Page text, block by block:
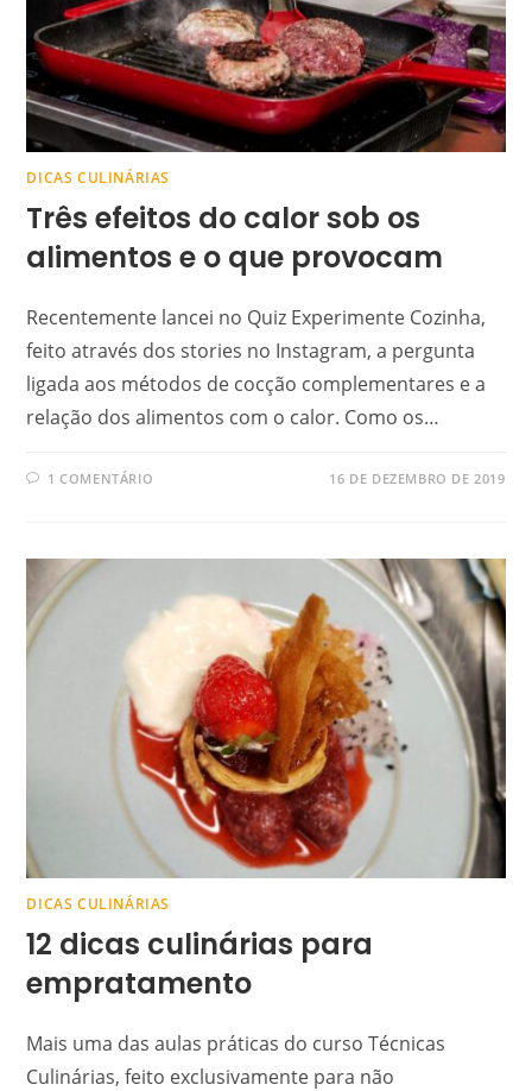
DICAS CULINÁRIAS
Três efeitos do calor sob os
alimentos e o que provocam
Recentemente lancei no Quiz Experimente Cozinha,
feito através dos stories no Instagram, a pergunta
ligada aos métodos de cocção complementares e a
relação dos alimentos com o calor. Como os…
1 COMENTÁRIO 16 DE DEZEMBRO DE 2019
DICAS CULINÁRIAS
12 dicas culinárias para
empratamento
Mais uma das aulas práticas do curso Técnicas
Culinárias, feito exclusivamente para não